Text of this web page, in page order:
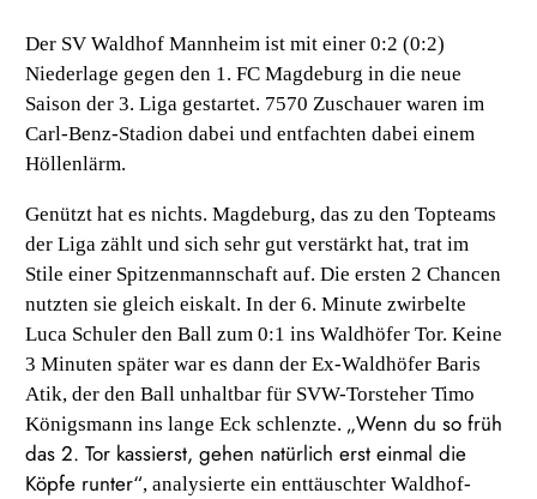
Der SV Waldhof Mannheim ist mit einer 0:2 (0:2)
Niederlage gegen den 1. FC Magdeburg in die neue
Saison der 3. Liga gestartet. 7570 Zuschauer waren im
Carl-Benz-Stadion dabei und entfachten dabei einem
Höllenlärm.
Genützt hat es nichts. Magdeburg, das zu den Topteams
der Liga zählt und sich sehr gut verstärkt hat, trat im
Stile einer Spitzenmannschaft auf. Die ersten 2 Chancen
nutzten sie gleich eiskalt. In der 6. Minute zwirbelte
Luca Schuler den Ball zum 0:1 ins Waldhöfer Tor. Keine
3 Minuten später war es dann der Ex-Waldhöfer Baris
Atik, der den Ball unhaltbar für SVW-Torsteher Timo
Königsmann ins lange Eck schlenzte. „Wenn du so früh
das 2. Tor kassierst, gehen natürlich erst einmal die
Köpfe runter“, analysierte ein enttäuschter Waldhof-